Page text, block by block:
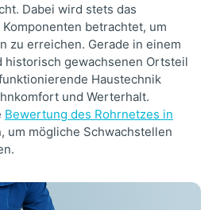
Dabei wird stets das
betrachtet, um
zu erreichen. Gerade in einem
historisch gewachsenen Ortsteil
Haustechnik
und Werterhalt.
Bewertung des Rohrnetzes in
um mögliche Schwachstellen